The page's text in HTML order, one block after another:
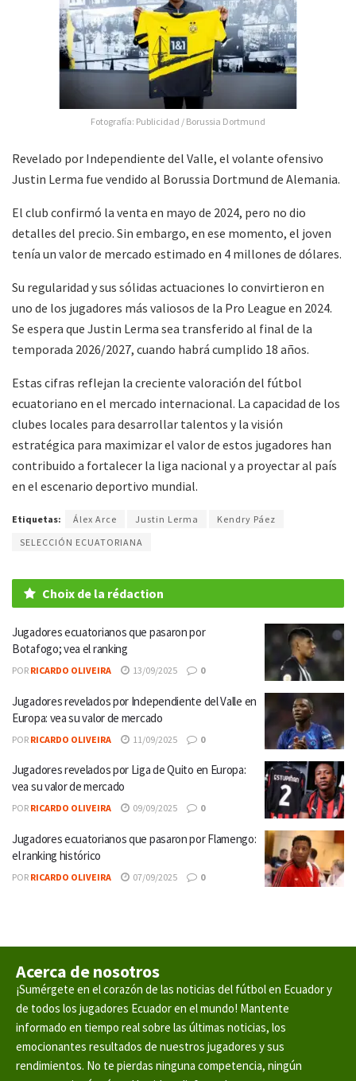
Fotografía: Publicidad / Borussia Dortmund
Revelado por Independiente del Valle, el volante ofensivo
Justin Lerma fue vendido al Borussia Dortmund de Alemania.
El club confirmó la venta en mayo de 2024, pero no dio
detalles del precio. Sin embargo, en ese momento, el joven
tenía un valor de mercado estimado en 4 millones de dólares.
Su regularidad y sus sólidas actuaciones lo convirtieron en
uno de los jugadores más valiosos de la Pro League en 2024.
Se espera que Justin Lerma sea transferido al final de la
temporada 2026/2027, cuando habrá cumplido 18 años.
Estas cifras reflejan la creciente valoración del fútbol
ecuatoriano en el mercado internacional. La capacidad de los
clubes locales para desarrollar talentos y la visión
estratégica para maximizar el valor de estos jugadores han
contribuido a fortalecer la liga nacional y a proyectar al país
en el escenario deportivo mundial.
Etiquetas: Álex Arce Justin Lerma
Kendry Páez
SELECCIÓN ECUATORIANA
Choix de la rédaction
Jugadores ecuatorianos que pasaron por
Botafogo; vea el ranking
POR RICARDO OLIVEIRA 13/09/2025 0
Jugadores revelados por Independiente del Valle en
Europa: vea su valor de mercado
POR RICARDO OLIVEIRA 11/09/2025 0
Jugadores revelados por Liga de Quito en Europa:
vea su valor de mercado
POR RICARDO OLIVEIRA 09/09/2025 0
Jugadores ecuatorianos que pasaron por Flamengo:
el ranking histórico
POR RICARDO OLIVEIRA 07/09/2025 0
Acerca de nosotros
¡Sumérgete en el corazón de las noticias del fútbol en Ecuador y
de todos los jugadores Ecuador en el mundo! Mantente
informado en tiempo real sobre las últimas noticias, los
emocionantes resultados de nuestros jugadores y sus
rendimientos. No te pierdas ninguna competencia, ningún